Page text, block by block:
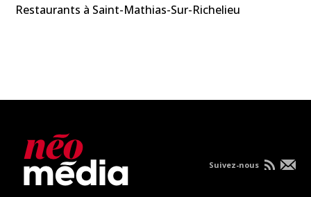
Restaurants à Saint-Mathias-Sur-Richelieu
Suivez-nous